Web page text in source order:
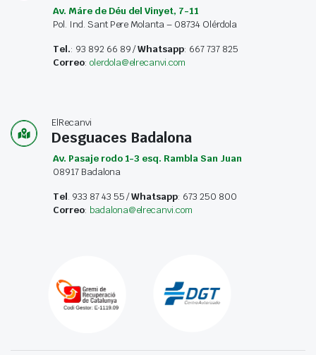
Av. Máre de Déu del Vinyet, 7-11
Pol. Ind. Sant Pere Molanta – 08734 Olérdola
Tel.: 93 892 66 89 /Whatsapp: 667 737 825
Correo: olerdola@elrecanvi.com
ElRecanvi
Desguaces Badalona
Av. Pasaje rodo 1-3 esq. Rambla San Juan
08917 Badalona
Tel. 933 87 43 55 /Whatsapp: 673 250 800
Correo: badalona@elrecanvi.com